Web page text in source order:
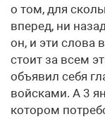
о том, для
вперед, ни
он, и эти слова
стоит за всем
объявил себя
войсками. А 3
котором